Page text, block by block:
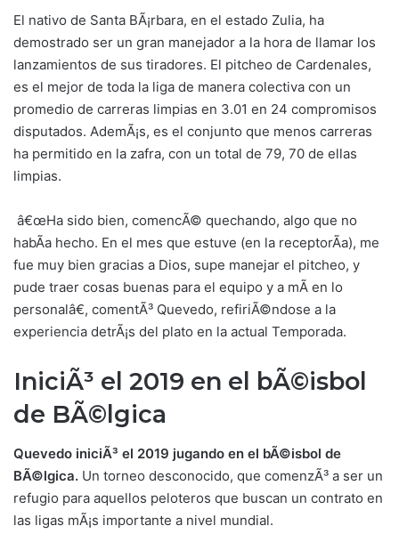
El nativo de Santa BÃ¡rbara, en el estado Zulia, ha
demostrado ser un gran manejador a la hora de llamar los
lanzamientos de sus tiradores. El pitcheo de Cardenales,
es el mejor de toda la liga de manera colectiva con un
promedio de carreras limpias en 3.01 en 24 compromisos
disputados. AdemÃ¡s, es el conjunto que menos carreras
ha permitido en la zafra, con un total de 79, 70 de ellas
limpias.
â€œHa sido bien, comencÃ© quechando, algo que no
habÃ­a hecho. En el mes que estuve (en la receptorÃ­a), me
fue muy bien gracias a Dios, supe manejar el pitcheo, y
pude traer cosas buenas para el equipo y a mÃ­ en lo
personalâ€, comentÃ³ Quevedo, refiriÃ©ndose a la
experiencia detrÃ¡s del plato en la actual Temporada.
IniciÃ³ el 2019 en el bÃ©isbol
de BÃ©lgica
Quevedo iniciÃ³ el 2019 jugando en el bÃ©isbol de
BÃ©lgica. Un torneo desconocido, que comenzÃ³ a ser un
refugio para aquellos peloteros que buscan un contrato en
las ligas mÃ¡s importante a nivel mundial.